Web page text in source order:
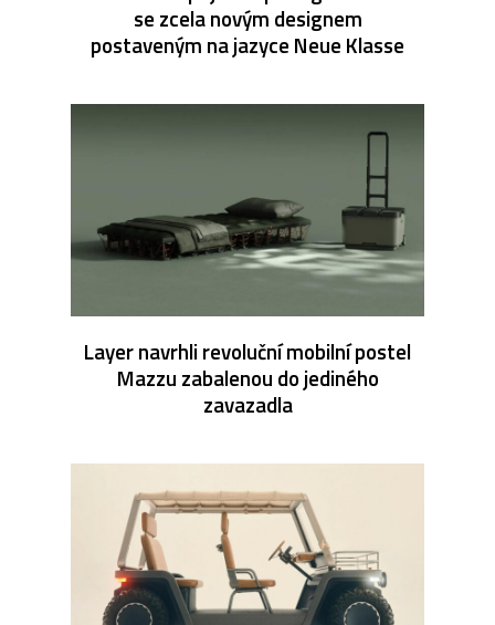
se zcela novým designem
postaveným na jazyce Neue Klasse
Layer navrhli revoluční mobilní postel
Mazzu zabalenou do jediného
zavazadla